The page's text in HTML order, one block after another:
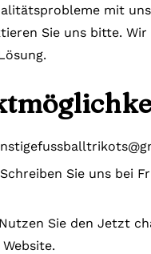
mit
Sie uns bitte.
Schreiben Sie uns bei
Nutzen Sie den Jetzt